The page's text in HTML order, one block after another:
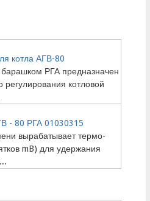
котла АГВ-80
РГА предназначен
регулирования котловой
- 80 РГА 01030315
вырабатывает термо-
mB) для удержания